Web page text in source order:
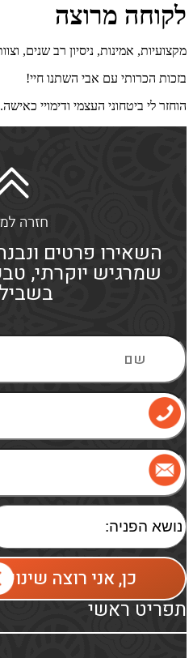
לקוחה מרוצה
מקצועיות, אמינות, ניסיון רב שנים,
בזכות הכרותי עם אבי השתנו חיי!
הוחזר לי ביטחוני העצמי ודימויי כאישה.
השאירו פרטים
שמרגיש יוקרתי,
כן, אני רוצה שינוי
תפריט ראשי